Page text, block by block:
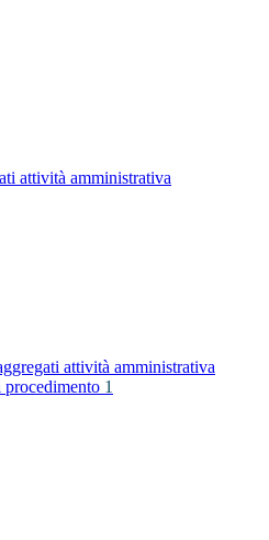
attività amministrativa
attività amministrativa
1